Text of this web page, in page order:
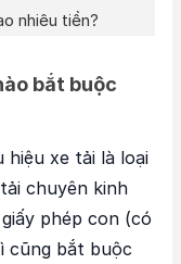
nhiêu tiền?
bắt buộc
hiệu xe tải là loại
chuyên kinh
phép con (có
cũng bắt buộc